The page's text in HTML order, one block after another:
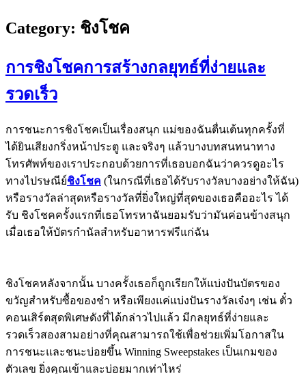
Category: ชิงโชค
การชิงโชคการสร้างกลยุทธ์ที่ง่ายและ
รวดเร็ว
การชนะการชิงโชคเป็นเรื่องสนุก แม่ของฉันตื่นเต้นทุกครั้งที่
ได้ยินเสียงกริ่งหน้าประตู และจริงๆ แล้วบางบทสนทนาทาง
โทรศัพท์ของเราประกอบด้วยการที่เธอบอกฉันว่าควรดูอะไร
ทางไปรษณีย์ชิงโชค (ในกรณีที่เธอได้รับรางวัลบางอย่างให้ฉัน)
หรือรางวัลล่าสุดหรือรางวัลที่ยิ่งใหญ่ที่สุดของเธอคืออะไร ได้
รับ ชิงโชคครั้งแรกที่เธอโทรหาฉันยอมรับว่ามันค่อนข้างสนุก
เมื่อเธอให้บัตรกำนัลสำหรับอาหารฟรีแก่ฉัน
ชิงโชคหลังจากนั้น บางครั้งเธอก็ถูกเรียกให้แบ่งปันบัตรของ
ขวัญสำหรับซื้อของชำ หรือเพียงแค่แบ่งปันรางวัลเจ๋งๆ เช่น ตั๋ว
คอนเสิร์ตสุดพิเศษดังที่ได้กล่าวไปแล้ว มีกลยุทธ์ที่ง่ายและ
รวดเร็วสองสามอย่างที่คุณสามารถใช้เพื่อช่วยเพิ่มโอกาสใน
การชนะและชนะบ่อยขึ้น Winning Sweepstakes เป็นเกมของ
ตัวเลข ยิ่งคุณเข้าและบ่อยมากเท่าไหร่